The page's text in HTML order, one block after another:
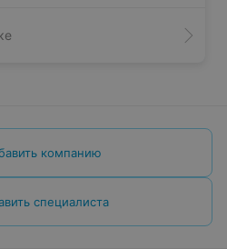
компанию
специалиста